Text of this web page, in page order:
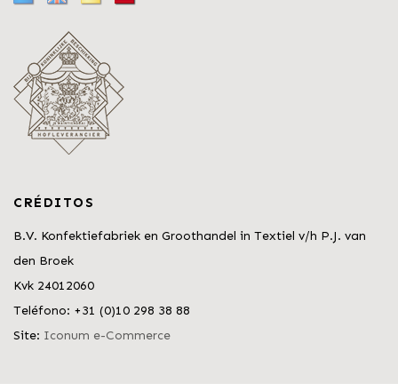
CRÉDITOS
B.V. Konfektiefabriek en Groothandel in Textiel v/h P.J. van
den Broek
Kvk 24012060
Teléfono: +31 (0)10 298 38 88
Site: Iconum e-Commerce